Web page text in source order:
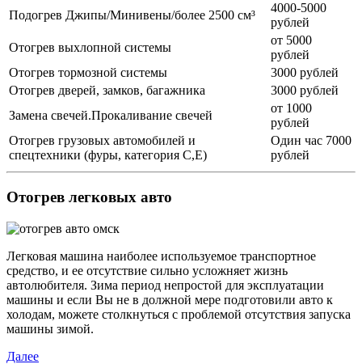
Подогрев Джипы/Минивены/более 2500 см³
4000-5000
рублей
Отогрев выхлопной системы
от 5000
рублей
Отогрев тормозной системы
3000 рублей
Отогрев дверей, замков, багажника
3000 рублей
Замена свечей.Прокаливание свечей
от 1000
рублей
Отогрев грузовых автомобилей и
спецтехники (фуры, категория С,Е)
Один час 7000
рублей
Отогрев легковых авто
Легковая машина наиболее используемое транспортное
средство, и ее отсутствие сильно усложняет жизнь
автолюбителя. Зима период непростой для эксплуатации
машины и если Вы не в должной мере подготовили авто к
холодам, можете столкнуться с проблемой отсутствия запуска
машины зимой.
Далее